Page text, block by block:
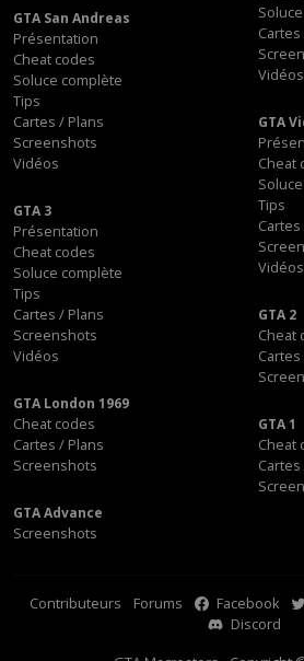
Vidéos
GTA San Andreas
Présentation
Cheat codes
Soluce complète
Tips
Cartes / Plans
Screenshots
Vidéos
GTA
Cheat
Tips
Vidéos
GTA 3
Présentation
Cheat codes
Soluce complète
Tips
Cartes / Plans
Screenshots
Vidéos
GTA 2
Cheat
GTA London 1969
Cheat codes
Cartes / Plans
Screenshots
GTA 1
Cheat
GTA Advance
Screenshots
Contributeurs Forums Facebook
Discord